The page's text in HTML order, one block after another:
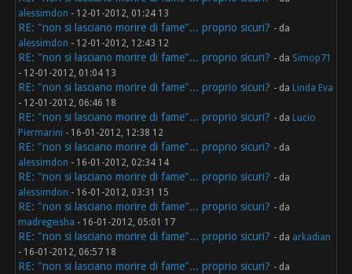
alessimdon - 12-01-2012, 01:24 13
RE: "non si lasciano morire di fame"... proprio sicuri? - da
alessimdon - 12-01-2012, 12:43 12
RE: "non si lasciano morire di fame"... proprio sicuri? - da Simop71
- 12-01-2012, 01:04 13
RE: "non si lasciano morire di fame"... proprio sicuri? - da Linda Eva
- 12-01-2012, 06:46 18
RE: "non si lasciano morire di fame"... proprio sicuri? - da Lucio
Piermarini - 16-01-2012, 12:38 12
RE: "non si lasciano morire di fame"... proprio sicuri? - da
alessimdon - 16-01-2012, 02:34 14
RE: "non si lasciano morire di fame"... proprio sicuri? - da
alessimdon - 16-01-2012, 03:31 15
RE: "non si lasciano morire di fame"... proprio sicuri? - da
madregeisha - 16-01-2012, 05:01 17
RE: "non si lasciano morire di fame"... proprio sicuri? - da arkadian
- 16-01-2012, 06:57 18
RE: "non si lasciano morire di fame"... proprio sicuri? - da